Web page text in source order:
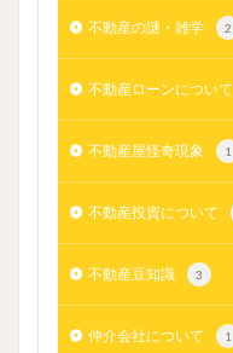
不動産の謎・雑学 2
不動産ローンについて
不動産屋怪奇現象 1
不動産投資について
不動産豆知識 3
仲介会社について 1